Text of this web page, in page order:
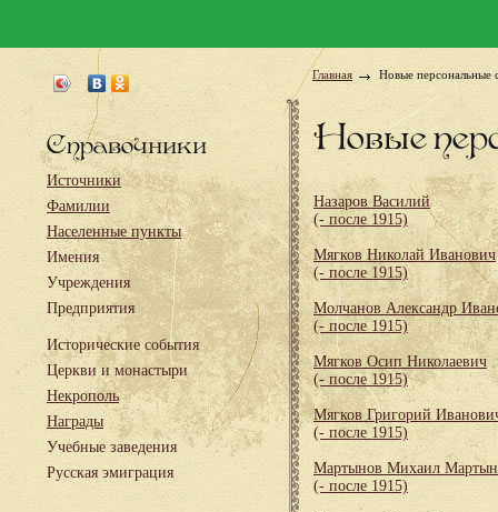
Справочники
Источники
Фамилии
Населенные пункты
Имения
Учреждения
Предприятия
Исторические события
Церкви и монастыри
Некрополь
Награды
Учебные заведения
Русская эмиграция
Главная Новые персональные
Новые
Назаров Василий
(- после 1915)
Мягков Николай Иванович
(- после 1915)
Молчанов Александр
(- после 1915)
Мягков Осип Николаевич
(- после 1915)
Мягков Григорий
(- после 1915)
Мартынов Михаил
(- после 1915)